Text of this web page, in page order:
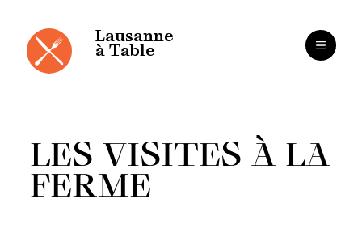
contenu
Lausanne
à Table
LES VISITES À LA
FERME